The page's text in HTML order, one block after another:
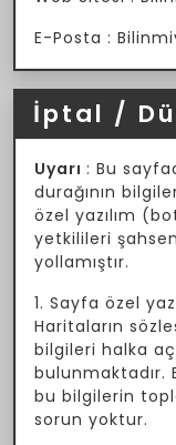
E-Posta :
İptal /
Uyarı : Bu
durağının
özel yazılım
yetkilileri
yollamıştır.
1. Sayfa özel
Haritaların
bilgileri halka
bulunmaktadır.
bu bilgilerin
sorun yoktur.